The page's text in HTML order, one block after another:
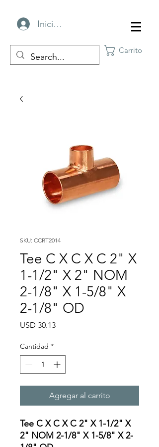
Iniciar sesión
Carrito
SKU: CCRT2014
Tee C X C X C 2" X
1-1/2" X 2" NOM
2-1/8" X 1-5/8" X
2-1/8" OD
USD 30.13Precio
Cantidad *
Agregar al carrito
Tee C X C X C 2" X 1-1/2" X
2" NOM 2-1/8" X 1-5/8" X 2-